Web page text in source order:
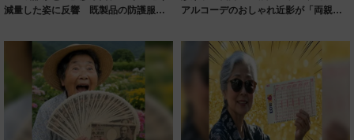
減量した姿に反響 既製品の防護服が
アルコーデのおしゃれ近影が「両親の